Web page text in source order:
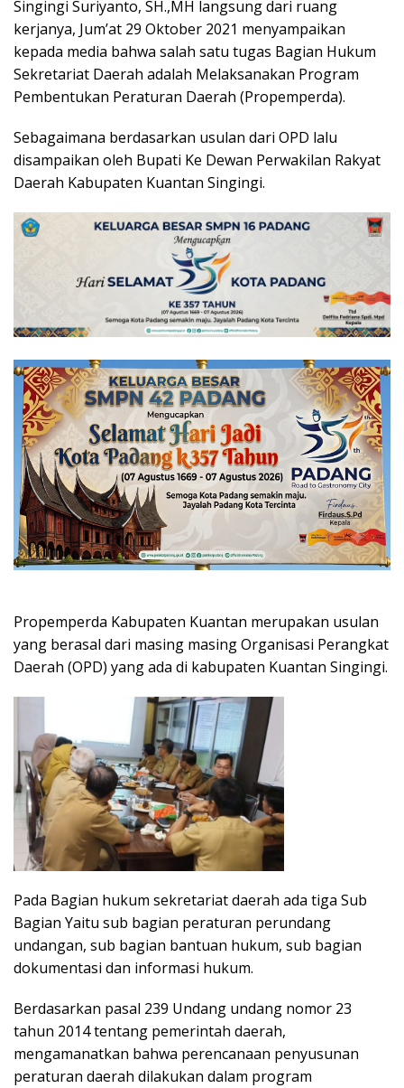
Singingi Suriyanto, SH.,MH langsung dari ruang
kerjanya, Jum’at 29 Oktober 2021 menyampaikan
kepada media bahwa salah satu tugas Bagian Hukum
Sekretariat Daerah adalah Melaksanakan Program
Pembentukan Peraturan Daerah (Propemperda).
Sebagaimana berdasarkan usulan dari OPD lalu
disampaikan oleh Bupati Ke Dewan Perwakilan Rakyat
Daerah Kabupaten Kuantan Singingi.
Propemperda Kabupaten Kuantan merupakan usulan
yang berasal dari masing masing Organisasi Perangkat
Daerah (OPD) yang ada di kabupaten Kuantan Singingi.
Pada Bagian hukum sekretariat daerah ada tiga Sub
Bagian Yaitu sub bagian peraturan perundang
undangan, sub bagian bantuan hukum, sub bagian
dokumentasi dan informasi hukum.
Berdasarkan pasal 239 Undang undang nomor 23
tahun 2014 tentang pemerintah daerah,
mengamanatkan bahwa perencanaan penyusunan
peraturan daerah dilakukan dalam program